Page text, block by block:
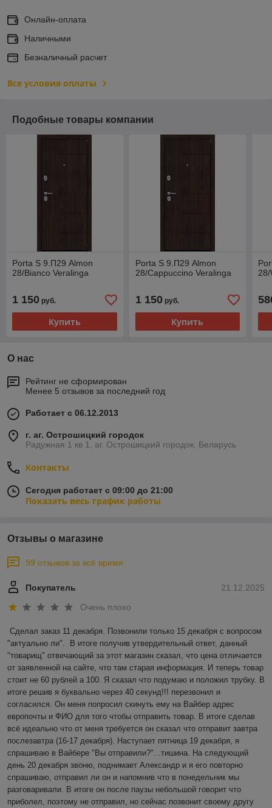
Онлайн-оплата
Наличными
Безналичный расчет
Все условия оплаты
Подобные товары компании
Porta S 9.П29 Almon
28/Bianco Veralinga
1 150 руб.
Купить
Porta S 9.П29 Almon
28/Cappuccino Veralinga
1 150руб.
Купить
28/
О нас
Рейтинг не сформирован
Менее 5 отзывов за последний год
Работает с 06.12.2013
г. аг. Острошицкий городок
Радужная 1 кв 1, аг. Острошицкий городок, Беларусь
Контакты
Сегодня работает с 09:00 до 21:00
Показать весь график работы
Отзывы о магазине
99 отзывов за всё время
21.12.2025
Покупатель
Очень плохо
Сделал заказ 11 декабря. Позвонили только 15 декабря с вопросом
"актуально ли".  В итоге получив утвердительный ответ, данный
"товарищ" отвечающий за этот магазин сказал, что цена отличается
от заявленной на сайте, что там старая информация. И теперь товар
стоит не 60 рублей а 100. Я сказал что подумаю и положил трубку. В
итоге решив я буквально через 40 секунд!!! перезвонил и
согласился. Он меня попросил скинуть ему на Вайбер адрес
европочты и ФИО для того чтобы отправить товар. В итоге сделав
всё идеально что от меня требуется он сказал что отправит завтра
послезавтра (16-17 декабря). Наступает пятница 19 декабря, я
спрашиваю в Вайбере "Вы отправили?"...тишина. На следующий
день 20 декабря звоню, поднимает Александр и я его повторно
спрашиваю, отправил ли он и напомнив что в понедельник мы
разговаривали. В итоге он после паузы небольшой говорит что
приболел, поэтому не отправил, но сейчас позвонит своему другу